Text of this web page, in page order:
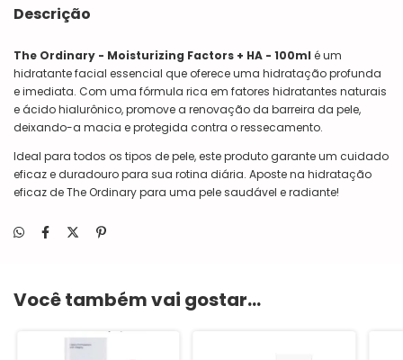
Descrição
The Ordinary - Moisturizing Factors + HA - 100ml é um
hidratante facial essencial que oferece uma hidratação profunda
e imediata. Com uma fórmula rica em fatores hidratantes naturais
e ácido hialurônico, promove a renovação da barreira da pele,
deixando-a macia e protegida contra o ressecamento.
Ideal para todos os tipos de pele, este produto garante um cuidado
eficaz e duradouro para sua rotina diária. Aposte na hidratação
eficaz de The Ordinary para uma pele saudável e radiante!
Você também vai gostar...